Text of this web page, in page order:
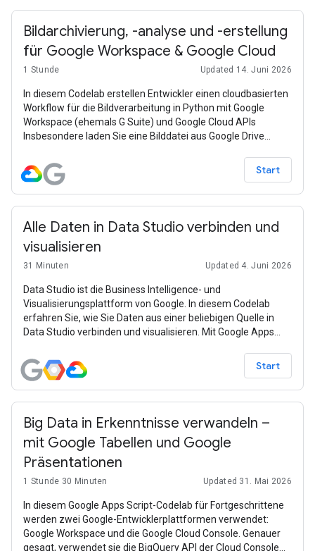
Bildarchivierung, -analyse und -erstellung
für Google Workspace & Google Cloud
1 Stunde Updated 14. Juni 2026
In diesem Codelab erstellen Entwickler einen cloudbasierten
Workflow für die Bildverarbeitung in Python mit Google
Workspace (ehemals G Suite) und Google Cloud APIs
Insbesondere laden Sie eine Bilddatei aus Google Drive
analysieren ihren Inhalt mit Google Cloud Vision und
generieren Berichtsdaten in Google Tabellen.
Start
Alle Daten in Data Studio verbinden und
visualisieren
31 Minuten Updated 4. Juni 2026
Data Studio ist die Business Intelligence- und
Visualisierungsplattform von Google. In diesem Codelab
erfahren Sie, wie Sie Daten aus einer beliebigen Quelle in
Data Studio verbinden und visualisieren. Mit Google Apps
abzurufen und in Data Studio zu visualisieren.
Start
Big Data in Erkenntnisse verwandeln –
mit Google Tabellen und Google
Präsentationen
1 Stunde 30 Minuten Updated 31. Mai 2026
In diesem Google Apps Script-Codelab für Fortgeschrittene
werden zwei Google-Entwicklerplattformen verwendet:
Google Workspace und die Google Cloud Console. Genauer
gesagt, verwendet sie die BigQuery API der Cloud Console